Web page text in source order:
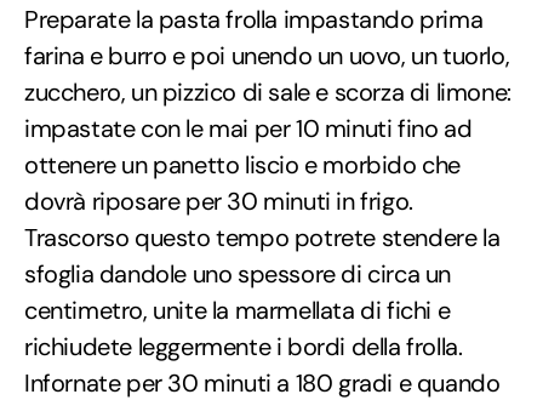
Preparate la pasta frolla impastando prima
farina e burro e poi unendo un uovo, un tuorlo,
zucchero, un pizzico di sale e scorza di limone:
impastate con le mai per 10 minuti fino ad
ottenere un panetto liscio e morbido che
dovrà riposare per 30 minuti in frigo.
Trascorso questo tempo potrete stendere la
sfoglia dandole uno spessore di circa un
centimetro, unite la marmellata di fichi e
richiudete leggermente i bordi della frolla.
Infornate per 30 minuti a 180 gradi e quando